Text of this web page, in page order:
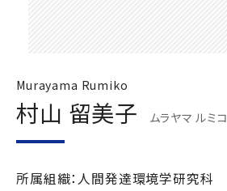
Murayama Rumiko
村山 留美子 ムラヤマ ルミコ
所属組織：人間発達環境学研究科